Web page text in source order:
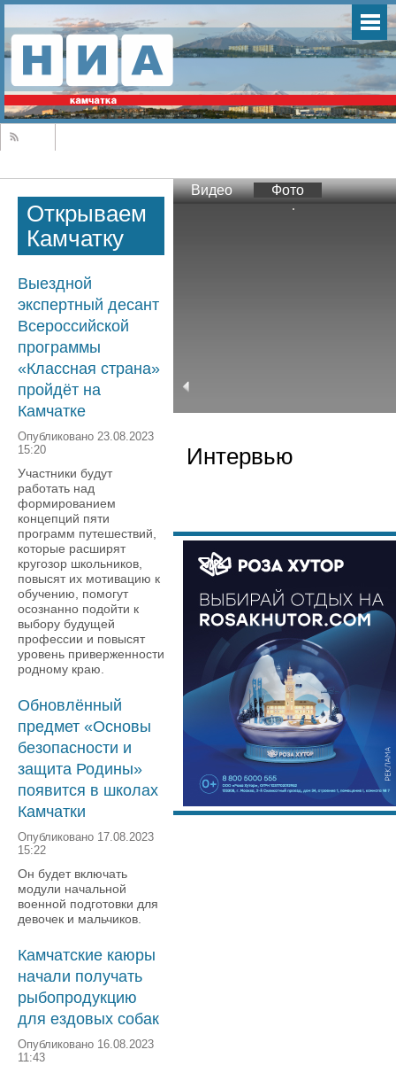
Открываем
Камчатку
Выездной
экспертный десант
Всероссийской
программы
«Классная страна»
пройдёт на
Камчатке
Опубликовано 23.08.2023
15:20
Участники будут
работать над
формированием
концепций пяти
программ путешествий,
которые расширят
кругозор школьников,
повысят их мотивацию к
обучению, помогут
осознанно подойти к
выбору будущей
профессии и повысят
уровень приверженности
родному краю.
Обновлённый
предмет «Основы
безопасности и
защита Родины»
появится в школах
Камчатки
Опубликовано 17.08.2023
15:22
Он будет включать
модули начальной
военной подготовки для
девочек и мальчиков.
Камчатские каюры
начали получать
рыбопродукцию
для ездовых собак
Опубликовано 16.08.2023
11:43
Видео Фото
Интервью